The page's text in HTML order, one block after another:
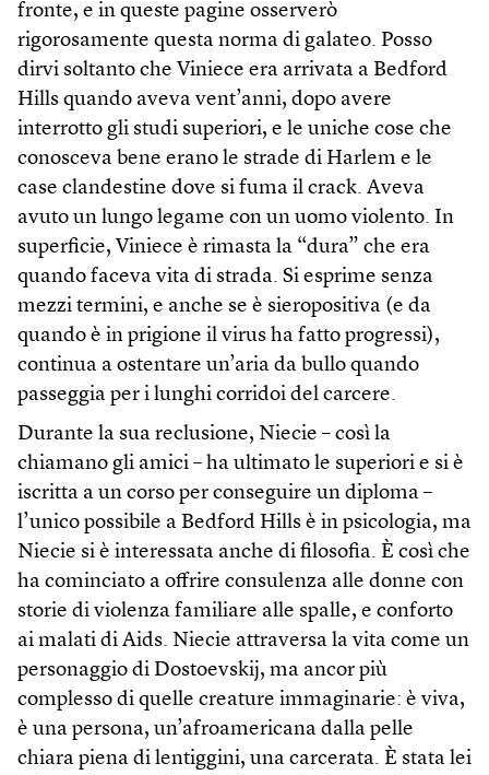
fronte, e in queste pagine osserverò
rigorosamente questa norma di galateo. Posso
dirvi soltanto che Viniece era arrivata a Bedford
Hills quando aveva vent’anni, dopo avere
interrotto gli studi superiori, e le uniche cose che
conosceva bene erano le strade di Harlem e le
case clandestine dove si fuma il crack. Aveva
avuto un lungo legame con un uomo violento. In
superficie, Viniece è rimasta la “dura” che era
quando faceva vita di strada. Si esprime senza
mezzi termini, e anche se è sieropositiva (e da
quando è in prigione il virus ha fatto progressi),
continua a ostentare un’aria da bullo quando
passeggia per i lunghi corridoi del carcere.
Durante la sua reclusione, Niecie – così la
chiamano gli amici – ha ultimato le superiori e si è
iscritta a un corso per conseguire un diploma –
l’unico possibile a Bedford Hills è in psicologia, ma
Niecie si è interessata anche di filosofia. È così che
ha cominciato a offrire consulenza alle donne con
storie di violenza familiare alle spalle, e conforto
ai malati di Aids. Niecie attraversa la vita come un
personaggio di Dostoevskij, ma ancor più
complesso di quelle creature immaginarie: è viva,
è una persona, un’afroamericana dalla pelle
chiara piena di lentiggini, una carcerata. È stata lei